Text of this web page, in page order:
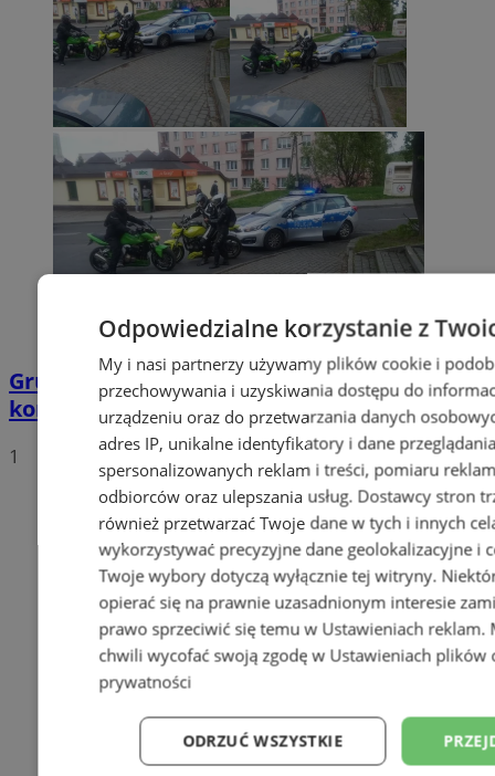
Grupa motocyklistów zatrzymała
kompletnie pijanego mężczyznę
1
Odpowiedzialne korzystanie z
My i nasi partnerzy używamy plików cookie i
przechowywania i uzyskiwania dostępu do
urządzeniu oraz do przetwarzania danych
adres IP, unikalne identyfikatory i dane
spersonalizowanych reklam i treści, pomiaru
odbiorców oraz ulepszania usług. Dostawcy stron
również przetwarzać Twoje dane w tych i innych
wykorzystywać precyzyjne dane geolokalizacyjne i
Twoje wybory dotyczą wyłącznie tej witryny.
opierać się na prawnie uzasadnionym interesie
prawo sprzeciwić się temu w Ustawieniach reklam.
chwili wycofać swoją zgodę w Ustawieniach plików
prywatności
ODRZUĆ WSZYSTKIE